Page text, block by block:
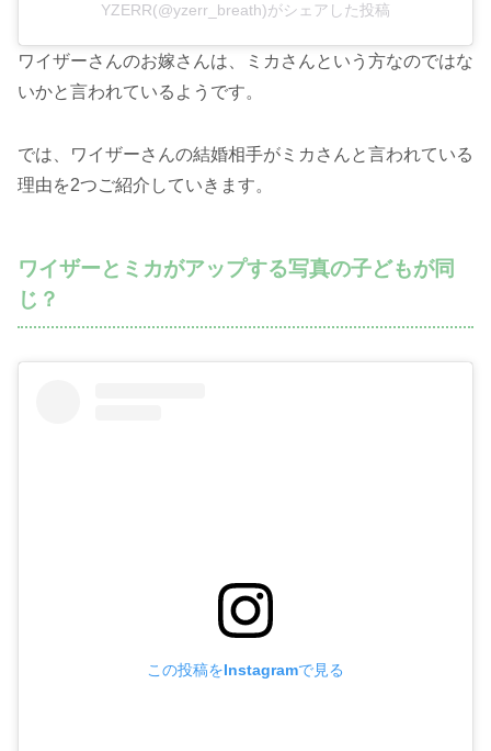
YZERR(@yzerr_breath)がシェアした投稿
ワイザーさんのお嫁さんは、ミカさんという方なのではな
いかと言われているようです。
では、ワイザーさんの結婚相手がミカさんと言われている
理由を2つご紹介していきます。
ワイザーとミカがアップする写真の子どもが同
じ？
この投稿をInstagramで見る